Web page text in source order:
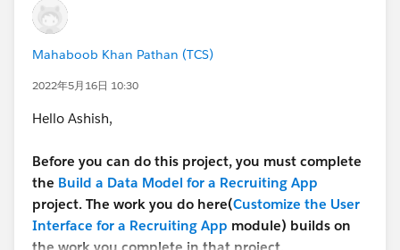
Mahaboob Khan Pathan (TCS)
2022年5月16日 10:30
Hello Ashish,
Before you can do this project, you must complete
the Build a Data Model for a Recruiting App
project. The work you do here(Customize the User
Interface for a Recruiting App module) builds on